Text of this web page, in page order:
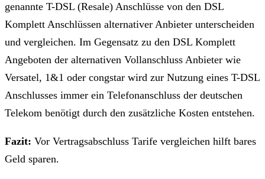
genannte T-DSL (Resale) Anschlüsse von den DSL
Komplett Anschlüssen alternativer Anbieter unterscheiden
und vergleichen. Im Gegensatz zu den DSL Komplett
Angeboten der alternativen Vollanschluss Anbieter wie
Versatel, 1&1 oder congstar wird zur Nutzung eines T-DSL
Anschlusses immer ein Telefonanschluss der deutschen
Telekom benötigt durch den zusätzliche Kosten entstehen.
Fazit: Vor Vertragsabschluss Tarife vergleichen hilft bares
Geld sparen.